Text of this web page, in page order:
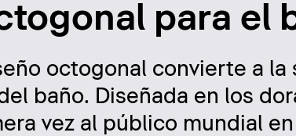
para el
octogonal convierte a la
baño. Diseñada en los
vez al público mundial